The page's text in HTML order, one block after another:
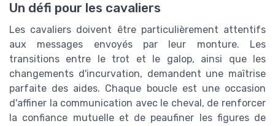
Un défi pour les cavaliers
Les cavaliers doivent être particulièrement attentifs
aux messages envoyés par leur monture. Les
transitions entre le trot et le galop, ainsi que les
changements d'incurvation, demandent une maîtrise
parfaite des aides. Chaque boucle est une occasion
d'affiner la communication avec le cheval, de renforcer
la confiance mutuelle et de peaufiner les figures de